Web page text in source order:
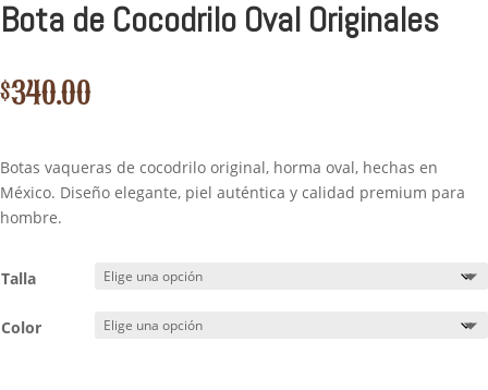
Bota de Cocodrilo Oval Originales
$340.00
Botas vaqueras de cocodrilo original, horma oval, hechas en
México. Diseño elegante, piel auténtica y calidad premium para
hombre.
Talla
Color